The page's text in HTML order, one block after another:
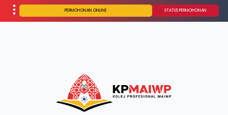
PERMOHONAN ONLINE STATUS PERMOHONAN